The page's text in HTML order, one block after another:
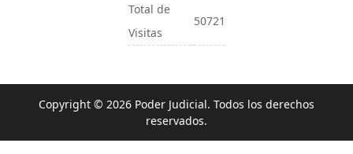
Total de
Visitas
50721
Copyright © 2026 Poder Judicial. Todos los derechos
reservados.